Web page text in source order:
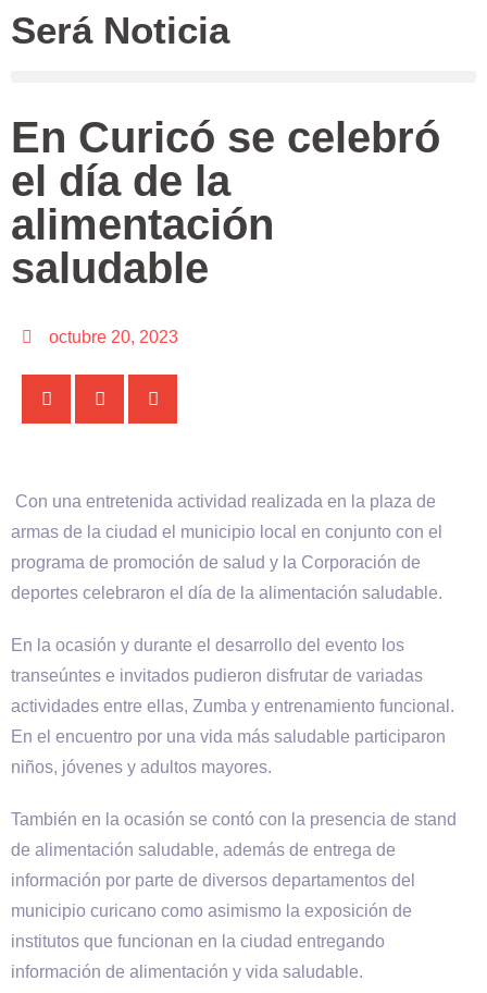
Será Noticia
En Curicó se celebró
el día de la
alimentación
saludable
octubre 20, 2023
Con una entretenida actividad realizada en la plaza de
armas de la ciudad el municipio local en conjunto con el
programa de promoción de salud y la Corporación de
deportes celebraron el día de la alimentación saludable.
En la ocasión y durante el desarrollo del evento los
transeúntes e invitados pudieron disfrutar de variadas
actividades entre ellas, Zumba y entrenamiento funcional.
En el encuentro por una vida más saludable participaron
niños, jóvenes y adultos mayores.
También en la ocasión se contó con la presencia de stand
de alimentación saludable, además de entrega de
información por parte de diversos departamentos del
municipio curicano como asimismo la exposición de
institutos que funcionan en la ciudad entregando
información de alimentación y vida saludable.